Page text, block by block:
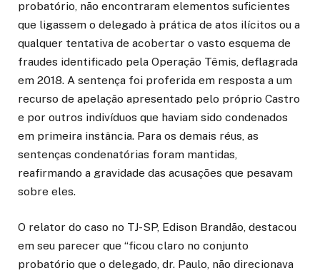
probatório, não encontraram elementos suficientes
que ligassem o delegado à prática de atos ilícitos ou a
qualquer tentativa de acobertar o vasto esquema de
fraudes identificado pela Operação Têmis, deflagrada
em 2018. A sentença foi proferida em resposta a um
recurso de apelação apresentado pelo próprio Castro
e por outros indivíduos que haviam sido condenados
em primeira instância. Para os demais réus, as
sentenças condenatórias foram mantidas,
reafirmando a gravidade das acusações que pesavam
sobre eles.
O relator do caso no TJ-SP, Edison Brandão, destacou
em seu parecer que “ficou claro no conjunto
probatório que o delegado, dr. Paulo, não direcionava